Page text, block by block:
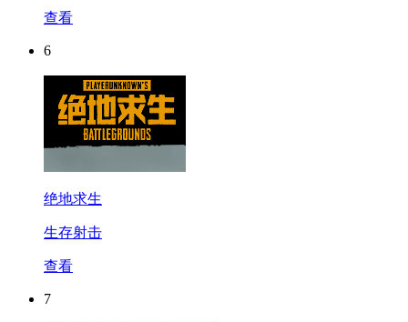
查看
6
绝地求生
生存射击
查看
7